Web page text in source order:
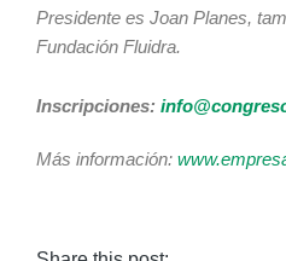
Presidente es Joan Planes,
Fundación Fluidra.
Inscripciones:
Más información: